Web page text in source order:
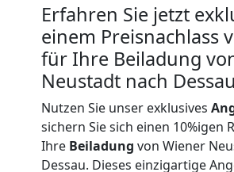
Erfahren Sie jetzt
einem Preisnachlass
für Ihre Beiladung
Neustadt nach Dessau
Nutzen Sie unser exklusives
sichern Sie sich einen 10%igen
Ihre Beiladung von Wiener
Dessau. Dieses einzigartige
für
Senioren